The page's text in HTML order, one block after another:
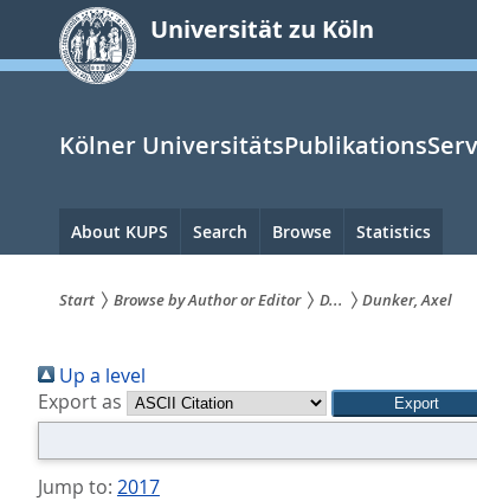
springen
Universität zu Köln
Kölner
Hauptnavigation
About KUPS Search Browse Statistics
sind
hier:
Start Browse by Author or Editor D... Dunker, Axel
Up a level
Export as
Jump to: 2017